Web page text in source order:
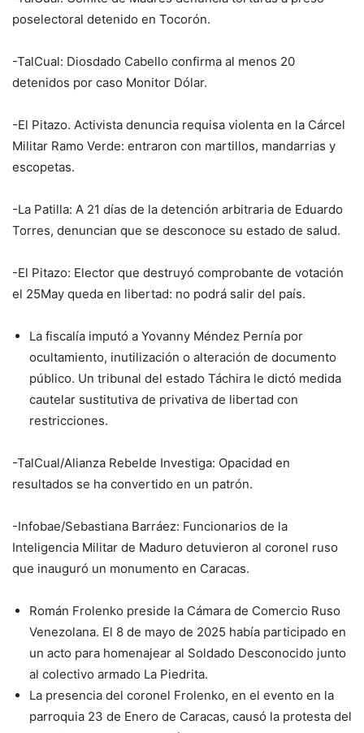
poselectoral detenido en Tocorón.
-TalCual: Diosdado Cabello confirma al menos 20
detenidos por caso Monitor Dólar.
-El Pitazo. Activista denuncia requisa violenta en la Cárcel
Militar Ramo Verde: entraron con martillos, mandarrias y
escopetas.
-La Patilla: A 21 días de la detención arbitraria de Eduardo
Torres, denuncian que se desconoce su estado de salud.
-El Pitazo: Elector que destruyó comprobante de votación
el 25May queda en libertad: no podrá salir del país.
La fiscalía imputó a Yovanny Méndez Pernía por
ocultamiento, inutilización o alteración de documento
público. Un tribunal del estado Táchira le dictó medida
cautelar sustitutiva de privativa de libertad con
restricciones.
-TalCual/Alianza Rebelde Investiga: Opacidad en
resultados se ha convertido en un patrón.
-Infobae/Sebastiana Barráez: Funcionarios de la
Inteligencia Militar de Maduro detuvieron al coronel ruso
que inauguró un monumento en Caracas.
Román Frolenko preside la Cámara de Comercio Ruso
Venezolana. El 8 de mayo de 2025 había participado en
un acto para homenajear al Soldado Desconocido junto
al colectivo armado La Piedrita.
La presencia del coronel Frolenko, en el evento en la
parroquia 23 de Enero de Caracas, causó la protesta del